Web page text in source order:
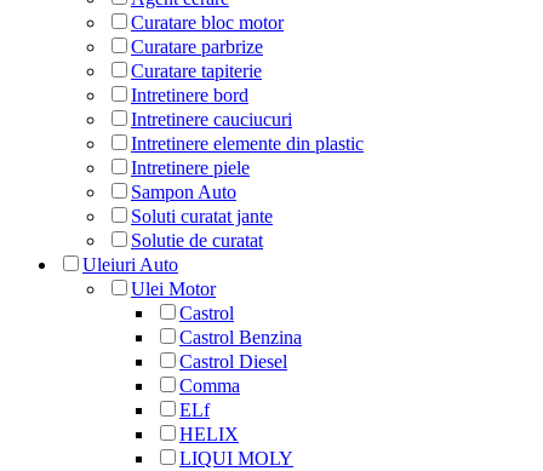
Curatare bloc motor
Curatare parbrize
Curatare tapiterie
Intretinere bord
Intretinere cauciucuri
Intretinere elemente din plastic
Intretinere piele
Sampon Auto
Soluti curatat jante
Solutie de curatat
Uleiuri Auto
Ulei Motor
Castrol
Castrol Benzina
Castrol Diesel
Comma
ELf
HELIX
LIQUI MOLY